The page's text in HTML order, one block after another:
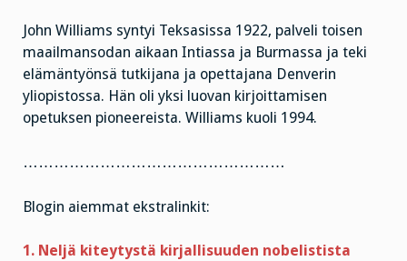
John Williams syntyi Teksasissa 1922, palveli toisen
maailmansodan aikaan Intiassa ja Burmassa ja teki
elämäntyönsä tutkijana ja opettajana Denverin
yliopistossa. Hän oli yksi luovan kirjoittamisen
opetuksen pioneereista. Williams kuoli 1994.
……………………………………………
Blogin aiemmat ekstralinkit:
1. Neljä kiteytystä kirjallisuuden nobelistista